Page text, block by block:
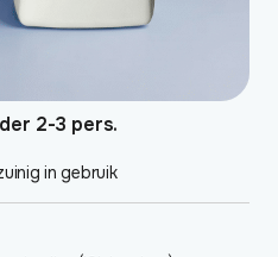
2-3 pers.
in gebruik